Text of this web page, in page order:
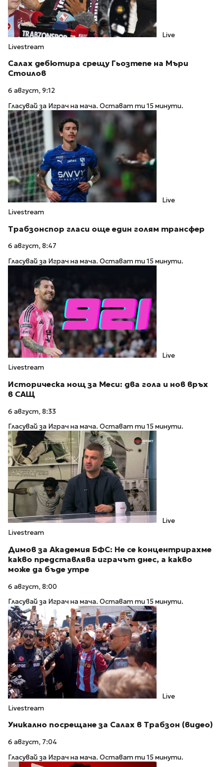
Live
Livestream
Салах дебютира срещу Гьозтепе на Мъри
Стоилов
6 август, 9:12
Гласувай за Играч на мача. Остават ти 15 минути.
Live
Livestream
Трабзонспор гласи още един голям трансфер
6 август, 8:47
Гласувай за Играч на мача. Остават ти 15 минути.
Live
Livestream
Историческа нощ за Меси: два гола и нов връх
в САЩ
6 август, 8:33
Гласувай за Играч на мача. Остават ти 15 минути.
Live
Livestream
Димов за Академия БФС: Не се концентрирахме
какво представлява играчът днес, а какво
може да бъде утре
6 август, 8:00
Гласувай за Играч на мача. Остават ти 15 минути.
Live
Livestream
Уникално посрещане за Салах в Трабзон (видео)
6 август, 7:04
Гласувай за Играч на мача. Остават ти 15 минути.